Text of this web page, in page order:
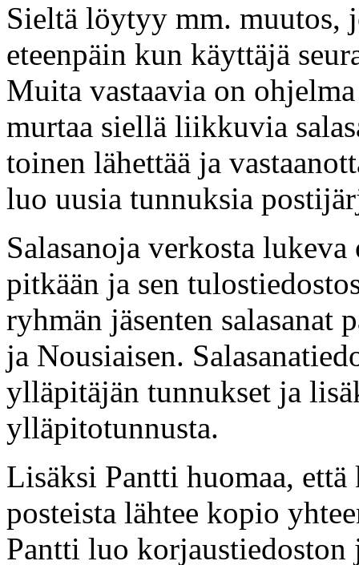
Sieltä löytyy mm. muutos,
eteenpäin kun käyttäjä
Muita vastaavia on
murtaa siellä liikkuvia
toinen lähettää ja
luo uusia tunnuksia
Salasanoja verkosta
pitkään ja sen
ryhmän jäsenten salasanat
ja Nousiaisen.
ylläpitäjän tunnukset ja
ylläpitotunnusta.
Lisäksi Pantti huomaa,
posteista lähtee kopio
Pantti luo